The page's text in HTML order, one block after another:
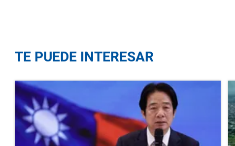
TE PUEDE INTERESAR